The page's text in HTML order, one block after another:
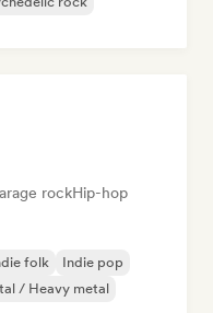
rockHip-hop
folk
Indie pop
/ Heavy metal